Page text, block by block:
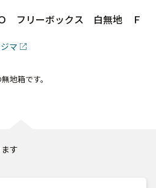
フリーボックス 白無地 Ｆ
マ
地箱です。
す